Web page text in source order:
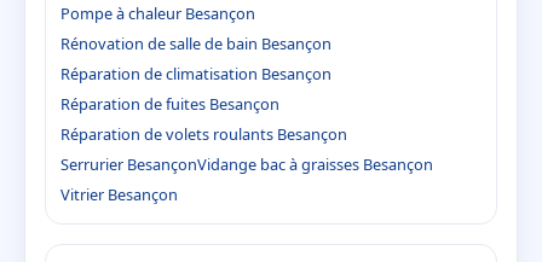
Pompe à chaleur Besançon
Rénovation de salle de bain Besançon
Réparation de climatisation Besançon
Réparation de fuites Besançon
Réparation de volets roulants Besançon
Serrurier BesançonVidange bac à graisses Besançon
Vitrier Besançon